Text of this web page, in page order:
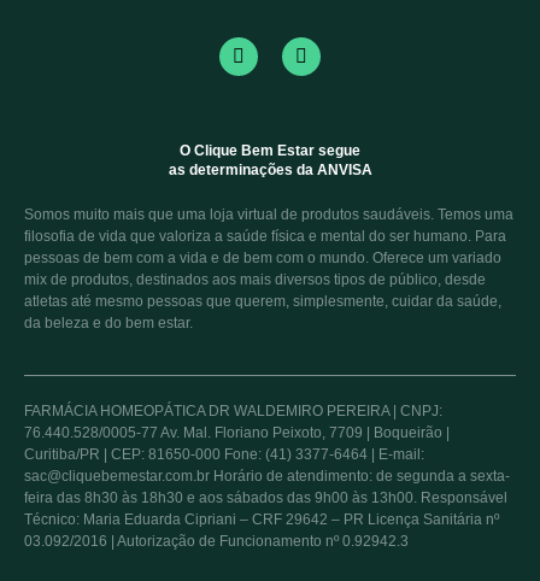
O Clique Bem Estar segue
as determinações da ANVISA
Somos muito mais que uma loja virtual de produtos saudáveis. Temos uma
filosofia de vida que valoriza a saúde física e mental do ser humano. Para
pessoas de bem com a vida e de bem com o mundo. Oferece um variado
mix de produtos, destinados aos mais diversos tipos de público, desde
atletas até mesmo pessoas que querem, simplesmente, cuidar da saúde,
da beleza e do bem estar.
FARMÁCIA HOMEOPÁTICA DR WALDEMIRO PEREIRA | CNPJ:
76.440.528/0005-77 Av. Mal. Floriano Peixoto, 7709 | Boqueirão |
Curitiba/PR | CEP: 81650-000 Fone: (41) 3377-6464 | E-mail:
sac@cliquebemestar.com.br Horário de atendimento: de segunda a sexta-
feira das 8h30 às 18h30 e aos sábados das 9h00 às 13h00. Responsável
Técnico: Maria Eduarda Cipriani – CRF 29642 – PR Licença Sanitária nº
03.092/2016 | Autorização de Funcionamento nº 0.92942.3